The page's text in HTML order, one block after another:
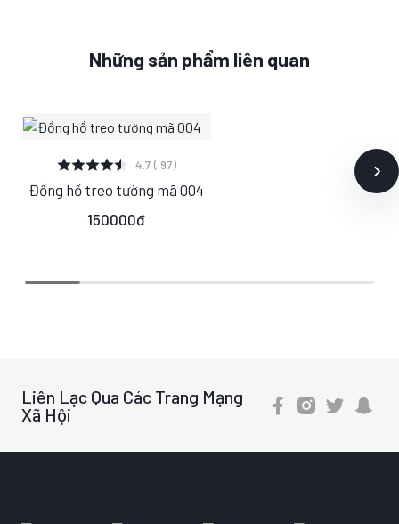
Những sản phẩm liên quan
XEM CHI TIẾT
S M L
4.7 ( 97)
Đồng hồ treo tường mã 004
150000đ
Liên Lạc Qua Các Trang Mạng
Xã Hội